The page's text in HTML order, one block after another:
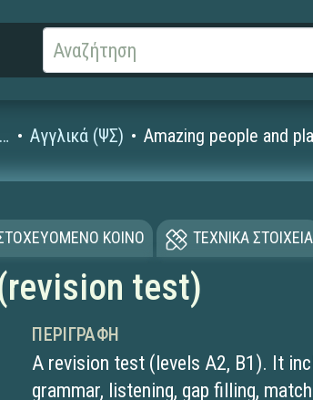
Ξένες Γλώσσες - Αγγλικά Αγγλικά (ΨΣ) Amazing people and
ΚΟΙΝΟ ΤΕΧΝΙΚΑ ΣΤΟΙΧΕΙΑ
test)
ΠΕΡΙΓΡΑΦΉ
A revision test (levels A2, B1). It
grammar, listening, gap filling,